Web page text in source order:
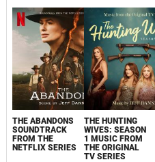
THE ABANDONS
SOUNDTRACK
FROM THE
NETFLIX SERIES
THE HUNTING
WIVES: SEASON
1 MUSIC FROM
THE ORIGINAL
TV SERIES